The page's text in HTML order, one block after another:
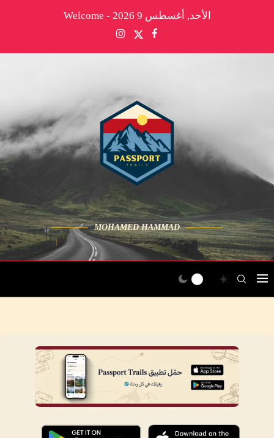
الأحد, أغسطس 9 2026 - Welcome
MOHAMED HAMMAD